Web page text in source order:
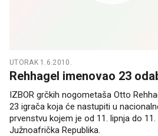
UTORAK 1.6.2010.
Rehhagel imenovao 23
IZBOR grčkih nogometaša Otto
23 igrača koja će nastupiti u
prvenstvu kojem je od 11. lipnja do
Južnoafrička Republika.